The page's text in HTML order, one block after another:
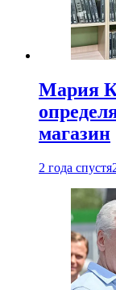
Мария
магазин
2 года спустя